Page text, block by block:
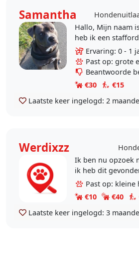
Samantha
Hallo, Mijn naam is Samantha. Zelf
heb ik een
mee buiten loop.
ook de honden
kennissen...
Ervaring: 0 - 1
Past op: grote
Beantwoorde
€30
€15
Laatste keer ingelogd: 2
Werdixzz
Ik ben nu opzoek
ik heb dit
heel erg van
weel zin in
Past op: kleine
€10
€40
Laatste keer ingelogd: 3